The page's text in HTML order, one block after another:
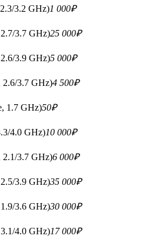
3.2 GHz)1 000₽
3.7 GHz)25 000₽
3.9 GHz)5 000₽
2.6/3.7 GHz)4 500₽
1.7 GHz)50₽
4.0 GHz)10 000₽
2.1/3.7 GHz)6 000₽
3.9 GHz)35 000₽
3.6 GHz)30 000₽
4.0 GHz)17 000₽